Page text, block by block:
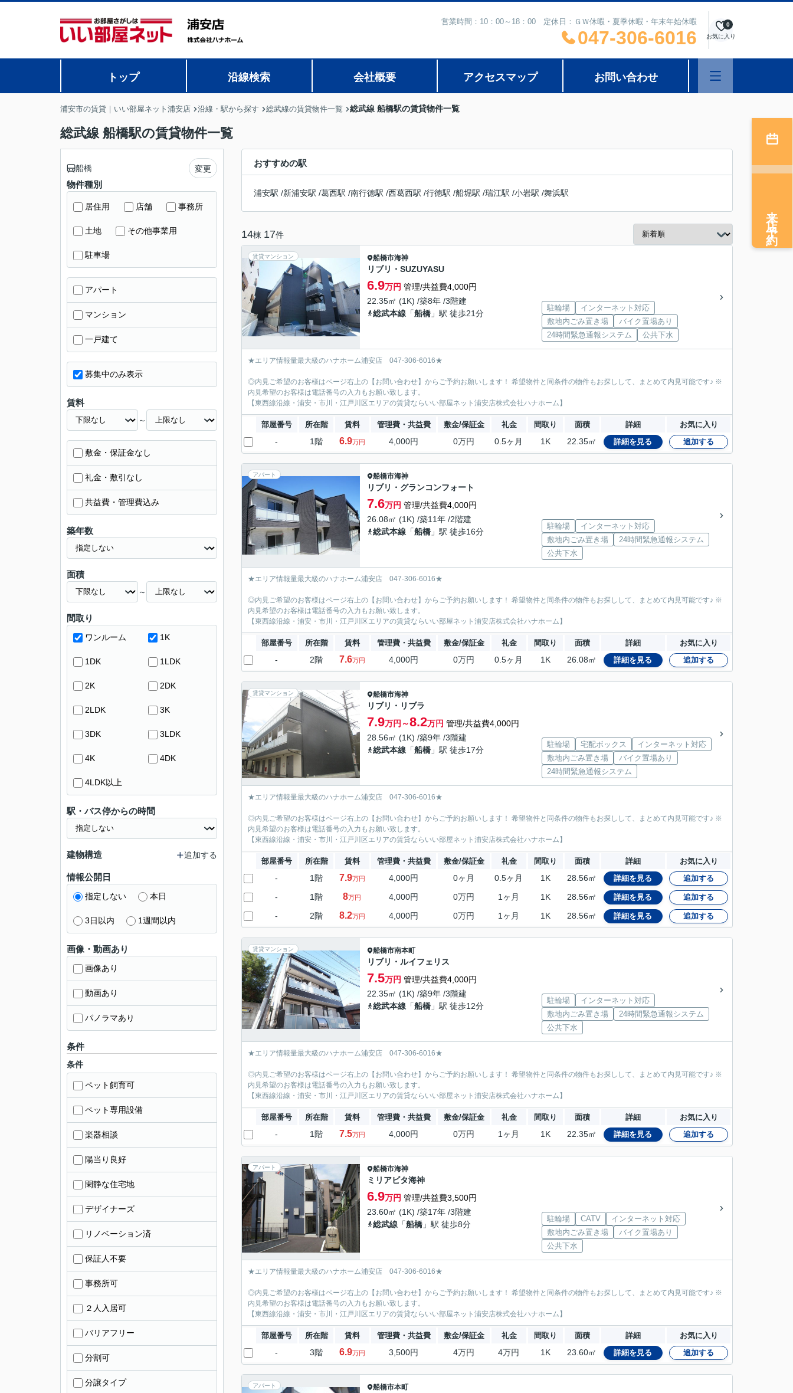
営業時間：10：00～18：00 定休日：ＧＷ休暇・夏季休暇・年末年始休暇
047-306-6016 お気に入り
0
トップ 沿線検索 会社概要 アクセスマップ お問い合わせ
浦安市の賃貸｜いい部屋ネット浦安店 沿線・駅から探す 総武線の賃貸物件一覧 総武線 船橋駅の賃貸物件一覧
総武線 船橋駅の賃貸物件一覧
おすすめの駅
浦安駅 /新浦安駅 /葛西駅 /南行徳駅 /西葛西駅 /行徳駅 /船堀駅 /瑞江駅 /小岩駅 /舞浜駅
14棟 17件
賃貸マンション 船橋市海神
リブリ・SUZUYASU
6.9万円 管理/共益費4,000円
22.35㎡ (1K) /築8年 /3階建
総武本線 「船橋 」駅 徒歩21分
駐輪場
インターネット対応
敷地内ごみ置き場
バイク置場あり
24時間緊急通報システム
公共下水
★エリア情報量最大級のハナホーム浦安店 047-306-6016★
◎内見ご希望のお客様はページ右上の【お問い合わせ】からご予約お願いします！ 希望物件と同条件の物件もお探しして、まとめて内見可能です♪ ※
内見希望のお客様は電話番号の入力もお願い致します。
【東西線沿線・浦安・市川・江戸川区エリアの賃貸ならいい部屋ネット浦安店株式会社ハナホーム】
部屋番号 所在階 賃料 管理費・共益費 敷金/保証金 礼金 間取り 面積 詳細 お気に入り
- 1階 6.9万円 4,000円 0万円 0.5ヶ月 1K 22.35㎡ 詳細を見る 追加する
アパート 船橋市海神
リブリ・グランコンフォート
7.6万円 管理/共益費4,000円
26.08㎡ (1K) /築11年 /2階建
総武本線 「船橋 」駅 徒歩16分
駐輪場
インターネット対応
敷地内ごみ置き場
24時間緊急通報システム
公共下水
★エリア情報量最大級のハナホーム浦安店 047-306-6016★
◎内見ご希望のお客様はページ右上の【お問い合わせ】からご予約お願いします！ 希望物件と同条件の物件もお探しして、まとめて内見可能です♪ ※
内見希望のお客様は電話番号の入力もお願い致します。
【東西線沿線・浦安・市川・江戸川区エリアの賃貸ならいい部屋ネット浦安店株式会社ハナホーム】
部屋番号 所在階 賃料 管理費・共益費 敷金/保証金 礼金 間取り 面積 詳細 お気に入り
- 2階 7.6万円 4,000円 0万円 0.5ヶ月 1K 26.08㎡ 詳細を見る 追加する
賃貸マンション 船橋市海神
リブリ・リブラ
7.9万円～8.2万円 管理/共益費4,000円
28.56㎡ (1K) /築9年 /3階建
総武本線 「船橋 」駅 徒歩17分
駐輪場 宅配ボックス
インターネット対応
敷地内ごみ置き場
バイク置場あり
24時間緊急通報システム
★エリア情報量最大級のハナホーム浦安店 047-306-6016★
◎内見ご希望のお客様はページ右上の【お問い合わせ】からご予約お願いします！ 希望物件と同条件の物件もお探しして、まとめて内見可能です♪ ※
内見希望のお客様は電話番号の入力もお願い致します。
【東西線沿線・浦安・市川・江戸川区エリアの賃貸ならいい部屋ネット浦安店株式会社ハナホーム】
部屋番号 所在階 賃料 管理費・共益費 敷金/保証金 礼金 間取り 面積 詳細 お気に入り
- 1階 7.9万円 4,000円 0ヶ月 0.5ヶ月 1K 28.56㎡ 詳細を見る 追加する
- 1階 8万円 4,000円 0万円 1ヶ月 1K 28.56㎡ 詳細を見る 追加する
- 2階 8.2万円 4,000円 0万円 1ヶ月 1K 28.56㎡ 詳細を見る 追加する
賃貸マンション 船橋市南本町
リブリ・ルイフェリス
7.5万円 管理/共益費4,000円
22.35㎡ (1K) /築9年 /3階建
総武本線 「船橋 」駅 徒歩12分
駐輪場
インターネット対応
敷地内ごみ置き場
24時間緊急通報システム
公共下水
★エリア情報量最大級のハナホーム浦安店 047-306-6016★
◎内見ご希望のお客様はページ右上の【お問い合わせ】からご予約お願いします！ 希望物件と同条件の物件もお探しして、まとめて内見可能です♪ ※
内見希望のお客様は電話番号の入力もお願い致します。
【東西線沿線・浦安・市川・江戸川区エリアの賃貸ならいい部屋ネット浦安店株式会社ハナホーム】
部屋番号 所在階 賃料 管理費・共益費 敷金/保証金 礼金 間取り 面積 詳細 お気に入り
- 1階 7.5万円 4,000円 0万円 1ヶ月 1K 22.35㎡ 詳細を見る 追加する
アパート 船橋市海神
ミリアビタ海神
6.9万円 管理/共益費3,500円
23.60㎡ (1K) /築17年 /3階建
総武線 「船橋 」駅 徒歩8分
駐輪場 CATV
インターネット対応
敷地内ごみ置き場
バイク置場あり
公共下水
★エリア情報量最大級のハナホーム浦安店 047-306-6016★
◎内見ご希望のお客様はページ右上の【お問い合わせ】からご予約お願いします！ 希望物件と同条件の物件もお探しして、まとめて内見可能です♪ ※
内見希望のお客様は電話番号の入力もお願い致します。
【東西線沿線・浦安・市川・江戸川区エリアの賃貸ならいい部屋ネット浦安店株式会社ハナホーム】
部屋番号 所在階 賃料 管理費・共益費 敷金/保証金 礼金 間取り 面積 詳細 お気に入り
- 3階 6.9万円 3,500円 4万円 4万円 1K 23.60㎡ 詳細を見る 追加する
アパート 船橋市本町
船橋 変更
物件種別
居住用 店舗 事務所
土地 その他事業用
駐車場
アパート
マンション
一戸建て
募集中のみ表示
賃料
～
敷金・保証金なし
礼金・敷引なし
共益費・管理費込み
築年数
面積
～
間取り
ワンルーム 1K
1DK 1LDK
2K 2DK
2LDK 3K
3DK 3LDK
4K 4DK
4LDK以上
駅・バス停からの時間
建物構造 追加する
情報公開日
指定しない 本日
3日以内 1週間以内
画像・動画あり
画像あり
動画あり
パノラマあり
条件
条件
ペット飼育可
ペット専用設備
楽器相談
陽当り良好
閑静な住宅地
デザイナーズ
リノベーション済
保証人不要
事務所可
２人入居可
バリアフリー
分割可
分譲タイプ
来店予約